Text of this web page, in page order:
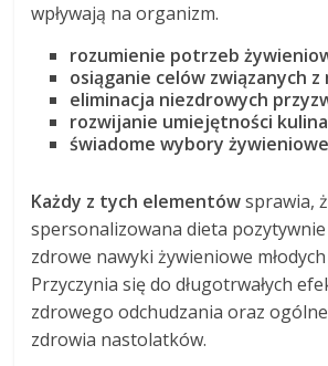
wpływają na organizm.
rozumienie potrzeb
osiąganie celów związanych z
eliminacja niezdrowych
rozwijanie umiejętności
świadome wybory
Każdy z tych elementówsprawia,
spersonalizowana dieta pozytywnie
zdrowe nawyki żywieniowe
Przyczynia się do długotrwałych
zdrowego odchudzania oraz
zdrowia nastolatków.